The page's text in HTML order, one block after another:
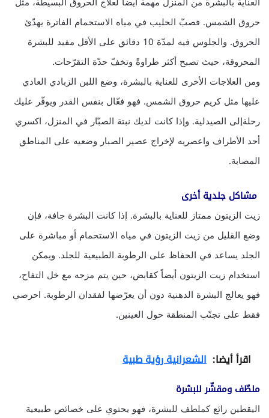
حروق الشمس. فصبّ الحليب في مياه الاستحمام الفاترة يهدّئ
الحروق. والجلوس فيه لمدّة 10 دقائق على الأقل مفيد للبشرة
المحروقة، حيث تصبح أكثر طراوةً وتخفّ حدّة التقرّحات.
ومن العلاجات الأخرى للعناية بالبشرة، وضع اللبن الزبادي العادي
عليها مثل كريم حروق الشمس. فهو فعّال بنفس القدر ويوفّر عليك
رحلةإلى الصيدلية. وإذا كانت لديك نبتة الصبّار في المنزل، اكسري
أحد الأطراف واعصريه لإخراج عصير الصبار وضعيه على المناطق
المصابة.
مشاكل جلدية أخرى
زيت الزيتون ممتاز للعناية بالبشرة. إذا كانت البشرة جافة، فإن
وضع القليل من زيت الزيتون في مياه الاستحمام أو مباشرة على
الجلد يساعد في الحفاظ على الرطوبة الطبيعية للجلد. ويمكن
استخدام زيت الزيتون أيضاً كقابض، حين يتم مزجه مع خل التفاح،
فهو يعالج البشرة الدهنية دون أن يعرّضها لفقدان الرطوبة. احرصي
فقط على تجنّب المنطقة حول العينين.
اقرأ أيضا: الشعرانية رؤية طبية
ملطّف ومقشّر للبشرة
اليقطين رائع كملطف للبشرة، فهو يحتوي على خصائص طبيعية